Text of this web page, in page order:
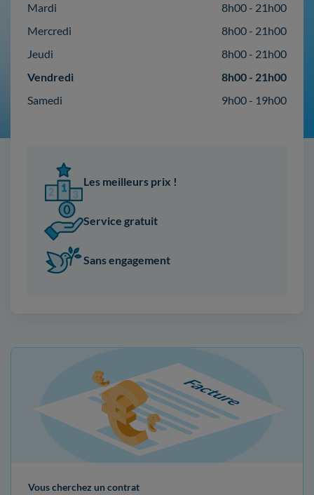
Mardi
8h00 - 21h00
Mercredi
8h00 - 21h00
Jeudi
8h00 - 21h00
Vendredi
8h00 - 21h00
Samedi
9h00 - 19h00
Les meilleurs prix !
Service gratuit
Sans engagement
Vous cherchez un contrat